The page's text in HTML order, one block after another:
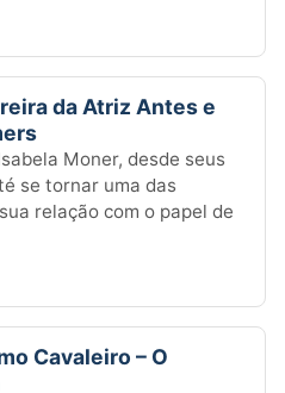
da Atriz Antes e
Moner, desde seus
se tornar uma das
relação com o papel de
Cavaleiro – O